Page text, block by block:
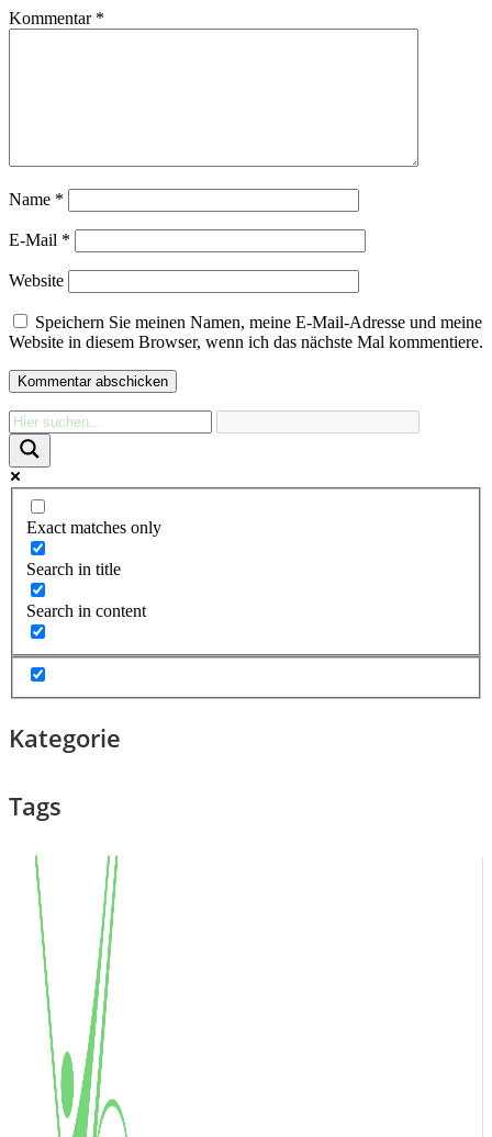
Kommentar *
Name *
E-Mail *
Website
Speichern Sie meinen Namen, meine E-Mail-Adresse und meine
Website in diesem Browser, wenn ich das nächste Mal kommentiere.
Exact matches only
Search in title
Search in content
Kategorie
Tags